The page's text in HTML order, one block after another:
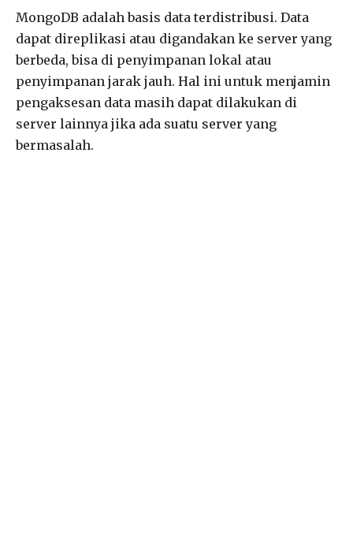
MongoDB adalah basis data terdistribusi. Data
dapat direplikasi atau digandakan ke server yang
berbeda, bisa di penyimpanan lokal atau
penyimpanan jarak jauh. Hal ini untuk menjamin
pengaksesan data masih dapat dilakukan di
server lainnya jika ada suatu server yang
bermasalah.